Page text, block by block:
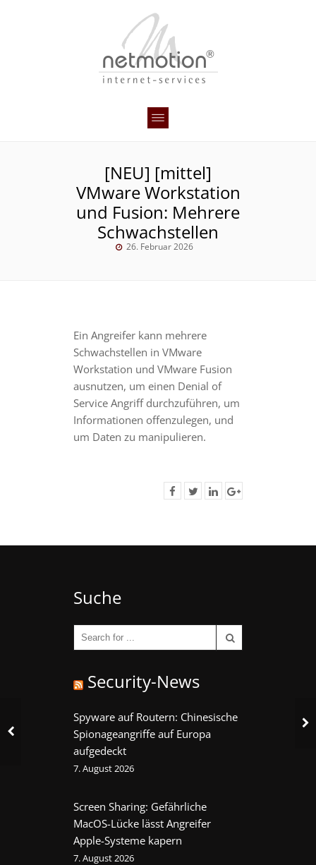
[NEU] [mittel]
VMware Workstation
und Fusion: Mehrere
Schwachstellen
26. Februar 2026
Ein Angreifer kann mehrere
Schwachstellen in VMware
Workstation und VMware Fusion
ausnutzen, um einen Denial of
Service Angriff durchzuführen, um
Informationen offenzulegen, und
um Daten zu manipulieren.
Suche
Security-News
Spyware auf Routern: Chinesische
Spionageangriffe auf Europa
aufgedeckt
7. August 2026
Screen Sharing: Gefährliche
MacOS-Lücke lässt Angreifer
Apple-Systeme kapern
7. August 2026